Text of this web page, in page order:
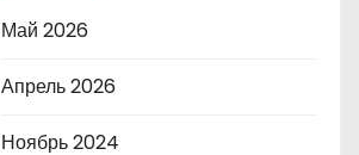
Май 2026
Апрель 2026
Ноябрь 2024